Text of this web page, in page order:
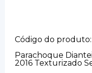
Código do
Parachoque
2016 Texturizado